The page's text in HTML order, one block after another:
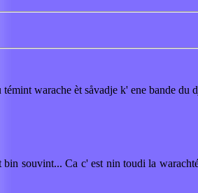
warache èt såvadje k' ene bande du
souvint... Ca c' est nin toudi la